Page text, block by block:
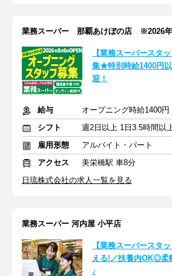
業務スーパー 那覇あけぼの店 ※2026年
【業務スーパースタ
集★特別時給1400円
迎！
給与
シフト
雇用形態
アルバイト・パート
アクセス
美栄橋駅 車8分
日琉株式会社の求人一覧を見る
業務スーパー 河内屋 小平店
【業務スーパースタ
える!／扶養内OK◎柔
♪